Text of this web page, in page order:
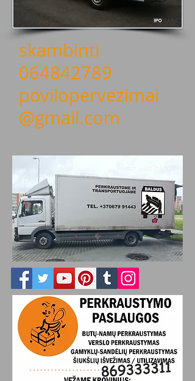
skambinti
064842789
povilopervezimai
@gmail.com